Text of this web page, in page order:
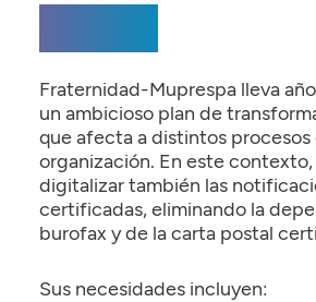
Fraternidad-Muprespa lleva
un ambicioso plan de
que afecta a distintos procesos
organización. En este
digitalizar también las
certificadas, eliminando la
burofax y de la carta postal
Sus necesidades incluyen: